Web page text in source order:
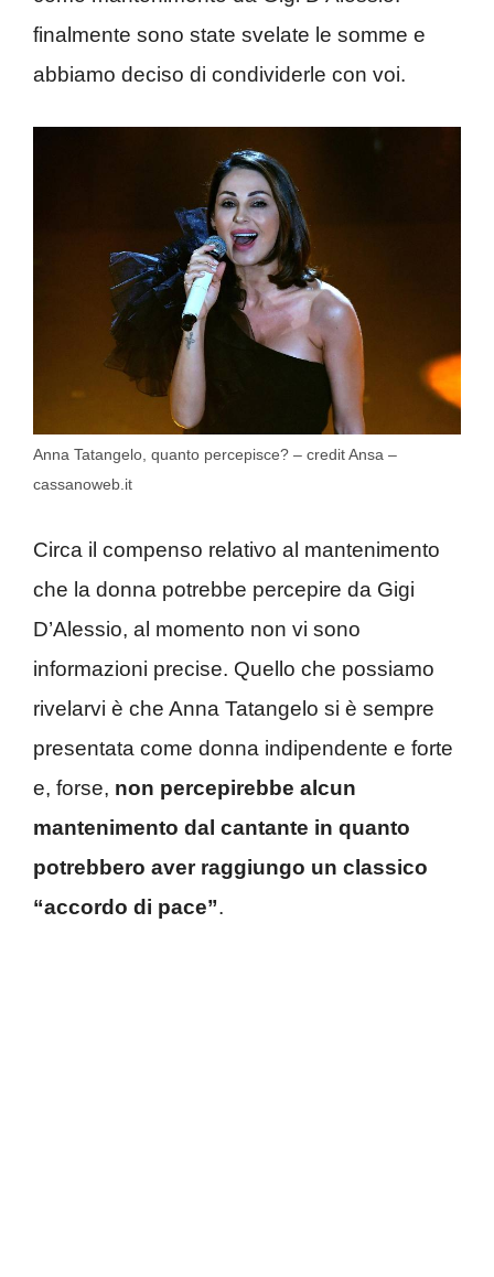
finalmente sono state svelate le somme e
abbiamo deciso di condividerle con voi.
Anna Tatangelo, quanto percepisce? – credit Ansa –
cassanoweb.it
Circa il compenso relativo al mantenimento
che la donna potrebbe percepire da Gigi
D’Alessio, al momento non vi sono
informazioni precise. Quello che possiamo
rivelarvi è che Anna Tatangelo si è sempre
presentata come donna indipendente e forte
e, forse, non percepirebbe alcun
mantenimento dal cantante in quanto
potrebbero aver raggiungo un classico
“accordo di pace”.